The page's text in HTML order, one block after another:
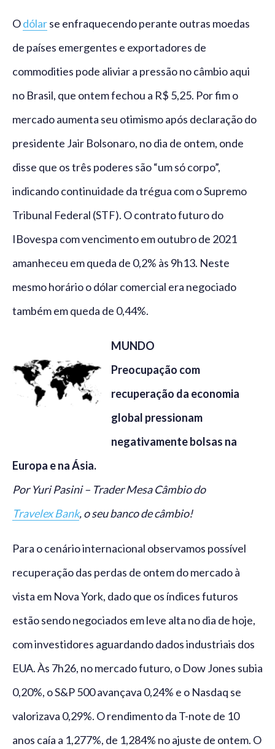
Odólarse enfraquecendo perante outras moedas
de países emergentes e exportadores de
commodities pode aliviar a pressão no câmbio aqui
no Brasil, que ontem fechou a R$ 5,25. Por fim o
mercado aumenta seu otimismo após declaração do
presidente Jair Bolsonaro, no dia de ontem, onde
disse que os três poderes são “um só corpo”,
indicando continuidade da trégua com o Supremo
Tribunal Federal (STF). O contrato futuro do
IBovespa com vencimento em outubro de 2021
amanheceu em queda de 0,2% às 9h13. Neste
mesmo horário o dólar comercial era negociado
também em queda de 0,44%.
MUNDO
Preocupação com
recuperação da economia
global pressionam
negativamente bolsas na
Europa e na Ásia.
Por Yuri Pasini – Trader Mesa Câmbio do
Travelex Bank, o seu banco de câmbio!
Para o cenário internacional observamos possível
recuperação das perdas de ontem do mercado à
vista em Nova York, dado que os índices futuros
estão sendo negociados em leve alta no dia de hoje,
com investidores aguardando dados industriais dos
EUA. Às 7h26, no mercado futuro, o Dow Jones subia
0,20%, o S&P 500 avançava 0,24% e o Nasdaq se
valorizava 0,29%. O rendimento da T-note de 10
anos caía a 1,277%, de 1,284% no ajuste de ontem. O